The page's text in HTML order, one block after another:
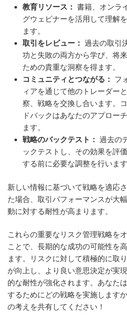
教育リソース： 書籍、オンラ
グウェビナーを活用して理解
ます。
取引をレビュー： 過去の取引
功と失敗の両方から学び、将
ための貴重な洞察を得ます。
コミュニティとつながる：
フ
ィアを通じて他のトレーダー
察、戦略を交換し合います。
ドバックはあなたのアプロー
ます。
戦略のバックテスト： 過去の
ックテストし、その効果を評
する前に必要な調整を行います
新しい情報に基づいて戦略を適応
た場合、取引パフォーマンスが大
動に対する耐性が高まります。
これらの重要なリスク管理戦略を
ことで、長期的な成功の可能性を
ます。リスクに対して積極的に取
が向上し、より良い意思決定が実
的な耐性が強化されます。あなた
するためにどの戦略を実施します
の考えを共有してください！